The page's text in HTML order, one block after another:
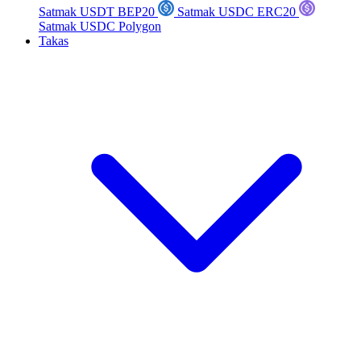
Satmak USDT BEP20
Satmak USDC ERC20
Satmak USDC Polygon
Takas